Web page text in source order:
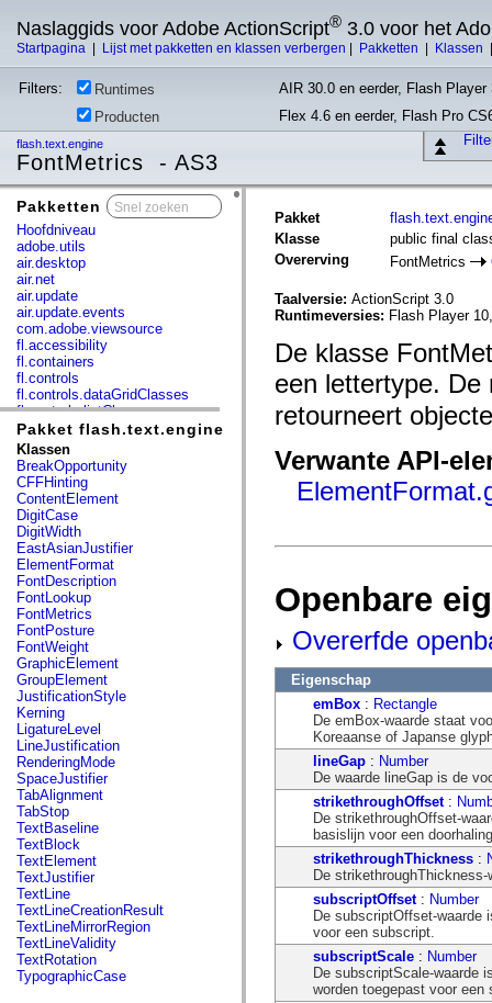
Naslaggids voor Adobe ActionScript® 3.0 voor het
Startpagina Lijst met pakketten en klassen verbergen Pakketten Klassen
Filters: Runtimes
AIR 30.0 en eerder, Flash
Producten
Flex 4.6 en eerder, Flash Pro
flash.text.engine
FontMetrics - AS3
Pakketten
Hoofdniveau
adobe.utils
air.desktop
air.net
air.update
air.update.events
com.adobe.viewsource
fl.accessibility
fl.containers
fl.controls
fl.controls.dataGridClasses
fl.controls.listClasses
fl.controls.progressBarClasses
fl.core
fl.data
fl.display
fl.events
fl.ik
fl.lang
fl.livepreview
fl.managers
fl.motion
fl.motion.easing
fl.rsl
fl.text
fl.transitions
fl.transitions.easing
fl.video
flash.accessibility
flash.concurrent
flash.crypto
flash.data
flash.desktop
flash.display
flash.display3D
flash.display3D.textures
flash.errors
flash.events
flash.external
flash.filesystem
flash.filters
flash.geom
flash.globalization
flash.html
flash.media
flash.net
flash.net.dns
Pakket flash.text.engine
Klassen
BreakOpportunity
CFFHinting
ContentElement
DigitCase
DigitWidth
EastAsianJustifier
ElementFormat
FontDescription
FontLookup
FontMetrics
FontPosture
FontWeight
GraphicElement
GroupElement
JustificationStyle
Kerning
LigatureLevel
LineJustification
RenderingMode
SpaceJustifier
TabAlignment
TabStop
TextBaseline
TextBlock
TextElement
TextJustifier
TextLine
TextLineCreationResult
TextLineMirrorRegion
TextLineValidity
TextRotation
TypographicCase
Pakket
Klasse
public final
Overerving
FontMetrics
Taalversie: ActionScript 3.0
Runtimeversies: Flash Player
De klasse
een lettertype.
retourneert
Verwante API-
Openbare
Overerfde
Eigenschap
emBox : Rectangle
De emBox-waarde staat
Koreaanse of Japanse
lineGap : Number
De waarde lineGap is de
strikethroughOffset:
De strikethroughOffset-
basislijn voor een
strikethroughThickness :
De
subscriptOffset: Number
De subscriptOffset-waarde
voor een subscript.
subscriptScale : Number
De subscriptScale-waarde
worden toegepast voor een